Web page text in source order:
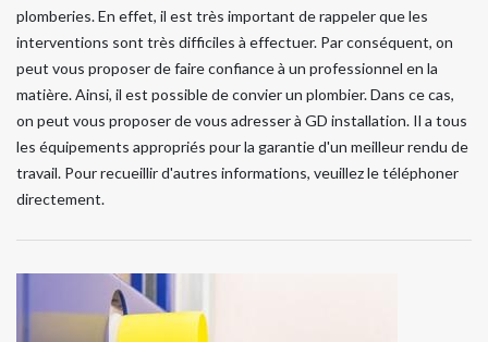
plomberies. En effet, il est très important de rappeler que les
interventions sont très difficiles à effectuer. Par conséquent, on
peut vous proposer de faire confiance à un professionnel en la
matière. Ainsi, il est possible de convier un plombier. Dans ce cas,
on peut vous proposer de vous adresser à GD installation. Il a tous
les équipements appropriés pour la garantie d'un meilleur rendu de
travail. Pour recueillir d'autres informations, veuillez le téléphoner
directement.